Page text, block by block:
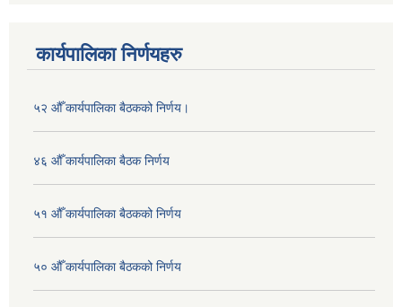
कार्यपालिका निर्णयहरु
५२ औँ कार्यपालिका बैठकको निर्णय।
४६ औँ कार्यपालिका बैठक निर्णय
५१ औँ कार्यपालिका बैठकको निर्णय
५० औँ कार्यपालिका बैठकको निर्णय